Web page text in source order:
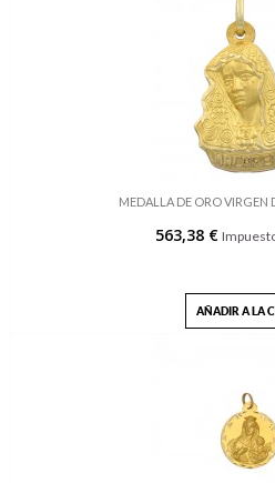
MEDALLA DE ORO VIRGEN
563,38 €
AÑADIR A LA